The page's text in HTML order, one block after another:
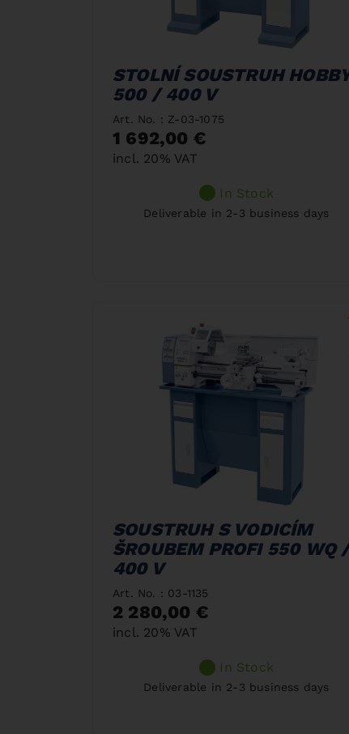
STOLNÍ SOUSTRUH
500 / 400 V
Art. No. : Z-03-1075
1 692,00 €
incl. 20% VAT
In Stock
Deliverable in 2-3 business days
SOUSTRUH S VODICÍM
ŠROUBEM PROFI 550 WQ
400 V
Art. No. : 03-1135
2 280,00 €
incl. 20% VAT
In Stock
Deliverable in 2-3 business days